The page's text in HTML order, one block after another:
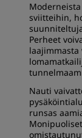
sviitteihin,
Perheet
Nauti
runsas